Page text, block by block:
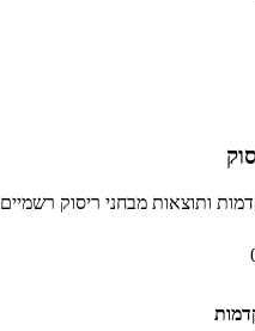
ותוצאות מבחני ריסוק רשמיים